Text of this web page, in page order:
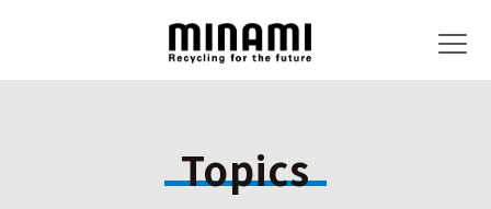
事業内容
Topics